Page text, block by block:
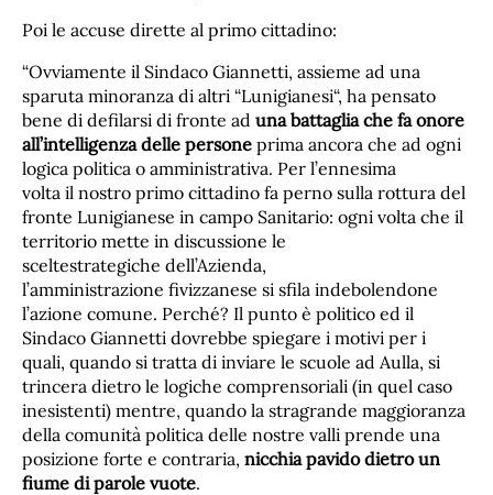
Poi le accuse dirette al primo cittadino:
“Ovviamente il Sindaco Giannetti, assieme ad una
sparuta minoranza di altri “Lunigianesi“, ha pensato
bene di defilarsi di fronte ad una battaglia che fa onore
all’intelligenza delle persone prima ancora che ad ogni
logica politica o amministrativa. Per l’ennesima
volta il nostro primo cittadino fa perno sulla rottura del
fronte Lunigianese in campo Sanitario: ogni volta che il
territorio mette in discussione le
sceltestrategiche dell’Azienda,
l’amministrazione fivizzanese si sfila indebolendone
l’azione comune. Perché? Il punto è politico ed il
Sindaco Giannetti dovrebbe spiegare i motivi per i
quali, quando si tratta di inviare le scuole ad Aulla, si
trincera dietro le logiche comprensoriali (in quel caso
inesistenti) mentre, quando la stragrande maggioranza
della comunità politica delle nostre valli prende una
posizione forte e contraria, nicchia pavido dietro un
fiume di parole vuote.